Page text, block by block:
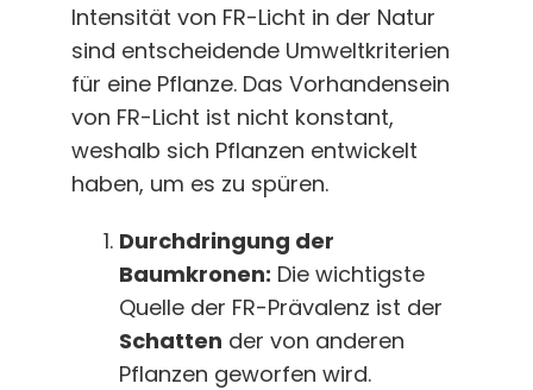
Intensität von FR-Licht in der Natur
sind entscheidende Umweltkriterien
für eine Pflanze. Das Vorhandensein
von FR-Licht ist nicht konstant,
weshalb sich Pflanzen entwickelt
haben, um es zu spüren.
Durchdringung der
Baumkronen: Die wichtigste
Quelle der FR-Prävalenz ist der
Schatten der von anderen
Pflanzen geworfen wird.